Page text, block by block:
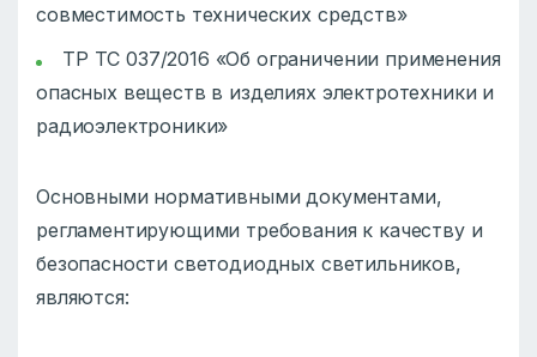
совместимость технических средств»
ТР ТС 037/2016 «Об ограничении применения
опасных веществ в изделиях электротехники и
радиоэлектроники»
Основными нормативными документами,
регламентирующими требования к качеству и
безопасности светодиодных светильников,
являются: